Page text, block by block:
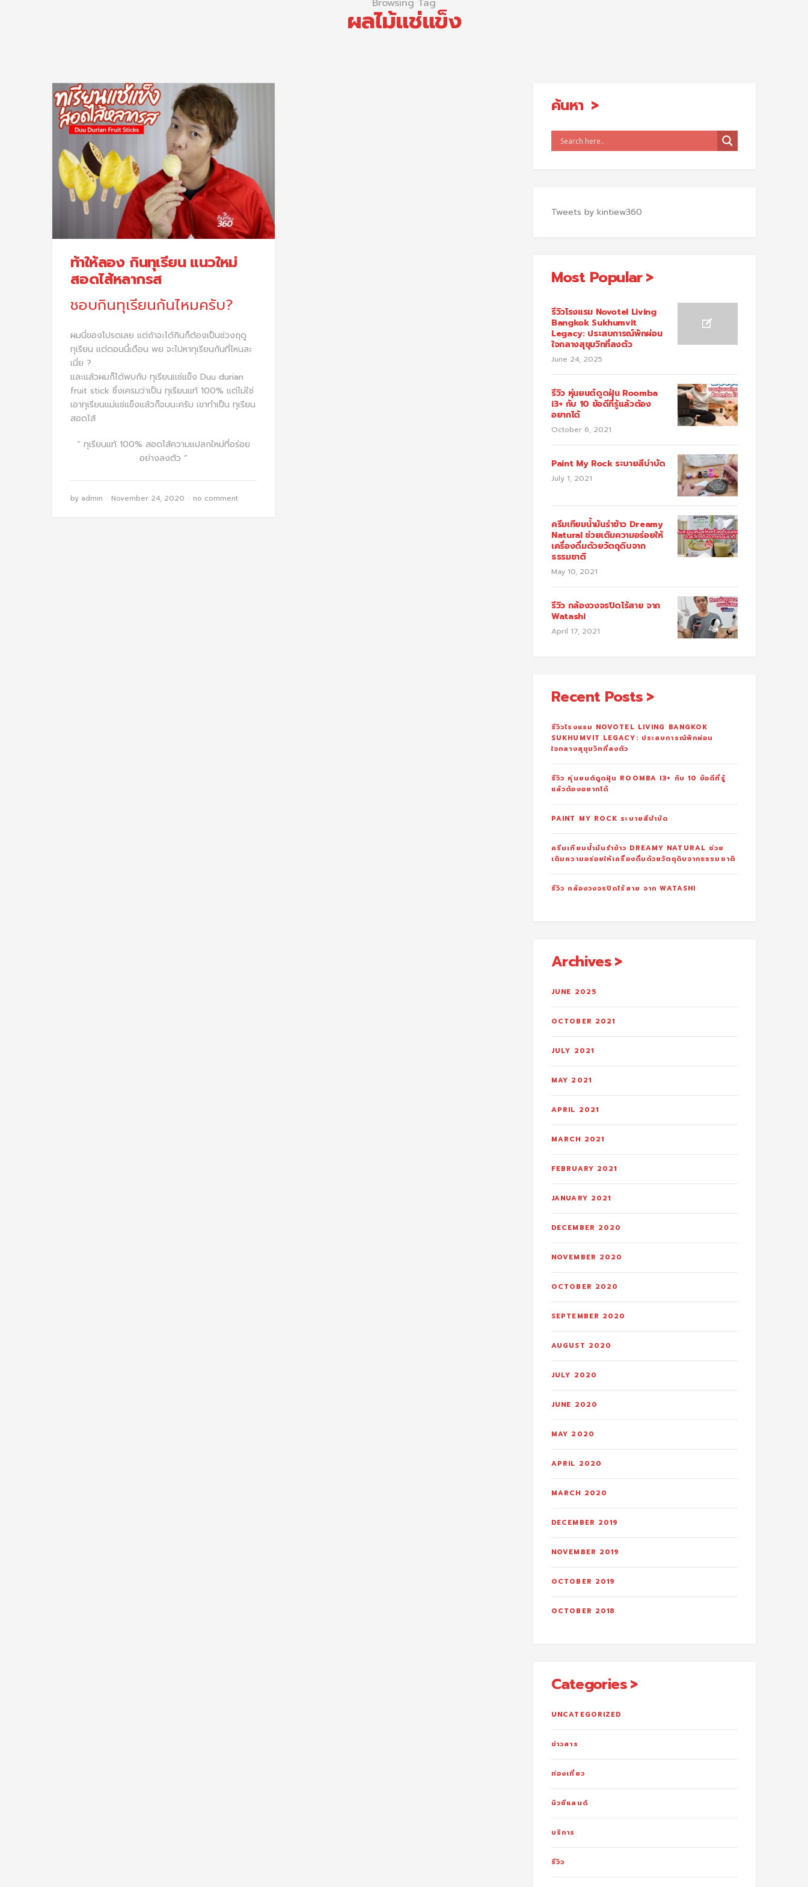
Browsing Tag
ผลไม้แช่แข็ง
ท้าให้ลอง กินทุเรียน แนวใหม่
สอดไส้หลากรส
ชอบกินทุเรียนกันไหมครับ?
ผมนี่ของโปรดเลย แต่ถ้าจะได้กินก็ต้องเป็นช่วงฤดู
ทุเรียน แต่ตอนนี้เดือน พย จะไปหาทุเรียนกันที่ไหนละ
เนี่ย ?
และแล้วผมก็ได้พบกับ ทุเรียนแช่แข็ง Duu durian
fruit stick ซึ่งเครมว่าเป็น ทุเรียนแท้ 100% แต่ไม่ใช่
เอาทุเรียนแม่แช่แข็งแล้วก็จบนะครับ เขาทำเป็น ทุเรียน
สอดไส้
” ทุเรียนแท้ 100% สอดไส้ความแปลกใหม่ที่อร่อย
อย่างลงตัว “
by admin November 24, 2020 no comment
ค้นหา
Tweets by kintiew360
Most Popular
รีวิวโรงแรม Novotel Living
Bangkok Sukhumvit
Legacy: ประสบการณ์พักผ่อน
ใจกลางสุขุมวิทที่ลงตัว
June 24, 2025
รีวิว หุ่นยนต์ดูดฝุ่น Roomba
i3+ กับ 10 ข้อดีที่รู้แล้วต้อง
อยากได้
October 6, 2021
Paint My Rock ระบายสีบำบัด
July 1, 2021
ครีมเทียมน้ำมันรำข้าว Dreamy
Natural ช่วยเติมความอร่อยให้
เครื่องดื่มด้วยวัตถุดิบจาก
ธรรมชาติ
May 10, 2021
รีวิว กล้องวงจรปิดไร้สาย จาก
Watashi
April 17, 2021
Recent Posts
รีวิวโรงแรม NOVOTEL LIVING BANGKOK
SUKHUMVIT LEGACY: ประสบการณ์พักผ่อน
ใจกลางสุขุมวิทที่ลงตัว
รีวิว หุ่นยนต์ดูดฝุ่น ROOMBA I3+ กับ 10 ข้อดีที่รู้
แล้วต้องอยากได้
PAINT MY ROCK ระบายสีบำบัด
ครีมเทียมน้ำมันรำข้าว DREAMY NATURAL ช่วย
เติมความอร่อยให้เครื่องดื่มด้วยวัตถุดิบจากธรรมชาติ
รีวิว กล้องวงจรปิดไร้สาย จาก WATASHI
Archives
JUNE 2025
OCTOBER 2021
JULY 2021
MAY 2021
APRIL 2021
MARCH 2021
FEBRUARY 2021
JANUARY 2021
DECEMBER 2020
NOVEMBER 2020
OCTOBER 2020
SEPTEMBER 2020
AUGUST 2020
JULY 2020
JUNE 2020
MAY 2020
APRIL 2020
MARCH 2020
DECEMBER 2019
NOVEMBER 2019
OCTOBER 2019
OCTOBER 2018
Categories
UNCATEGORIZED
ข่าวสาร
ท่องเที่ยว
นิวซีแลนด์
บริการ
รีวิว